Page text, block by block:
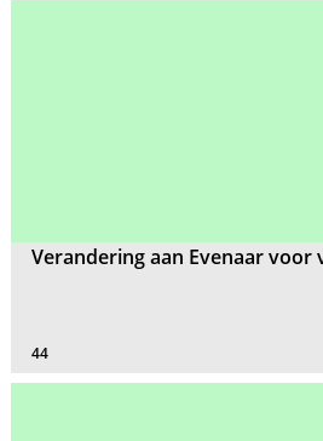
Verandering aan Evenaar voor
44